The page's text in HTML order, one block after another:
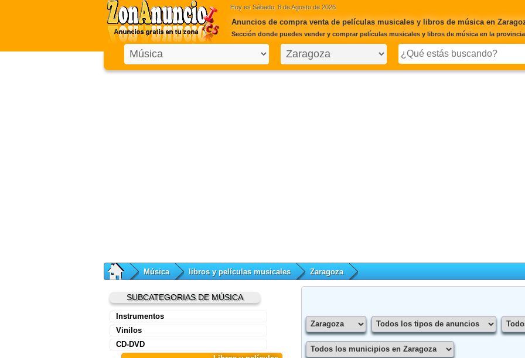
Hoy es Sábado, 8 de Agosto de 2026
Anuncios de compra venta de películas musicales y libros de música en
Sección donde puedes vender y comprar películas musicales y libros de música en la
Música libros y películas musicales Zaragoza
SUBCATEGORIAS DE MÚSICA
Instrumentos
Vinilos
CD-DVD